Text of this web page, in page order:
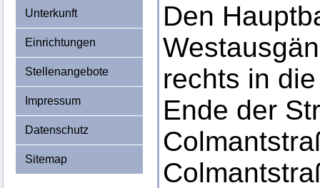
Unterkunft
Einrichtungen
Stellenangebote
Impressum
Datenschutz
Sitemap
Den
rechts in
Ende der